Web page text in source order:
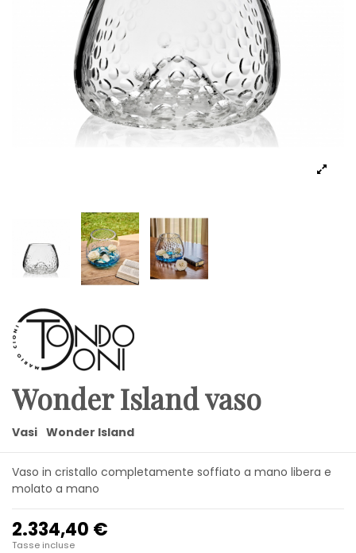
Wonder Island vaso
Vasi Wonder Island
Vaso in cristallo completamente soffiato a mano libera e
molato a mano
2.334,40 €
Tasse incluse